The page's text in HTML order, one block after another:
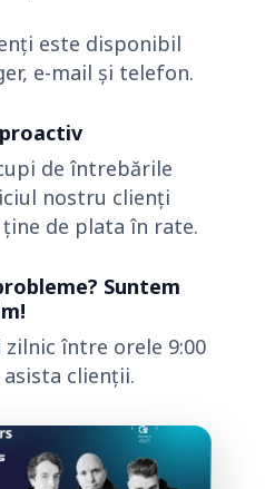
este disponibil
e-mail și telefon.
de întrebările
nostru clienți
de plata în rate.
Suntem
între orele 9:00
clienții.